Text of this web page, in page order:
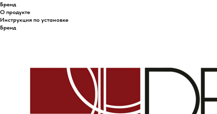
Бренд
О продукте
Инструкция по установке
Бренд